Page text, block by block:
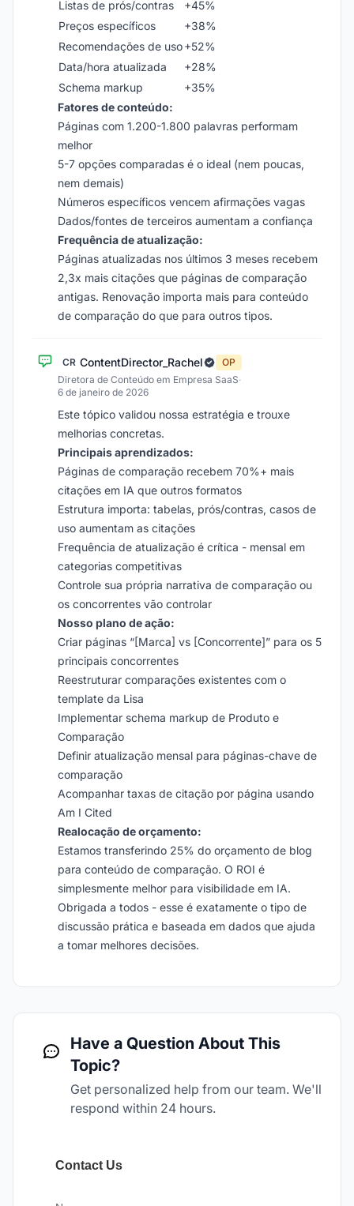
Listas de prós/contras
+45%
Preços específicos
+38%
Recomendações de uso+52%
Data/hora atualizada
+28%
Schema markup
+35%
Fatores de conteúdo:
Páginas com 1.200-1.800 palavras performam
melhor
5-7 opções comparadas é o ideal (nem poucas,
nem demais)
Números específicos vencem afirmações vagas
Dados/fontes de terceiros aumentam a confiança
Frequência de atualização:
Páginas atualizadas nos últimos 3 meses recebem
2,3x mais citações que páginas de comparação
antigas. Renovação importa mais para conteúdo
de comparação do que para outros tipos.
CR ContentDirector_Rachel
OP
Diretora de Conteúdo em Empresa SaaS·
6 de janeiro de 2026
Este tópico validou nossa estratégia e trouxe
melhorias concretas.
Principais aprendizados:
Páginas de comparação recebem 70%+ mais
citações em IA que outros formatos
Estrutura importa: tabelas, prós/contras, casos de
uso aumentam as citações
Frequência de atualização é crítica - mensal em
categorias competitivas
Controle sua própria narrativa de comparação ou
os concorrentes vão controlar
Nosso plano de ação:
Criar páginas “[Marca] vs [Concorrente]” para os 5
principais concorrentes
Reestruturar comparações existentes com o
template da Lisa
Implementar schema markup de Produto e
Comparação
Definir atualização mensal para páginas-chave de
comparação
Acompanhar taxas de citação por página usando
Am I Cited
Realocação de orçamento:
Estamos transferindo 25% do orçamento de blog
para conteúdo de comparação. O ROI é
simplesmente melhor para visibilidade em IA.
Obrigada a todos - esse é exatamente o tipo de
discussão prática e baseada em dados que ajuda
a tomar melhores decisões.
Have a Question About This
Topic?
Get personalized help from our team. We'll
respond within 24 hours.